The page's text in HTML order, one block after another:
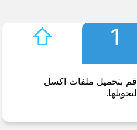
1
⇧︎
قم بتحميل ملفات اكسل
لتحويلها.